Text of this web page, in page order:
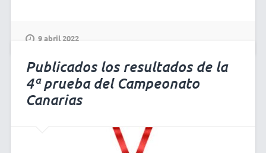
9 abril 2022
Publicados los resultados de la
4ª prueba del Campeonato
Canarias